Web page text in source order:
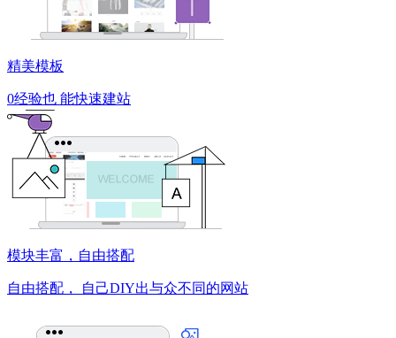
精美模板
0经验也 能快速建站
模块丰富，自由搭配
自由搭配， 自己DIY出与众不同的网站